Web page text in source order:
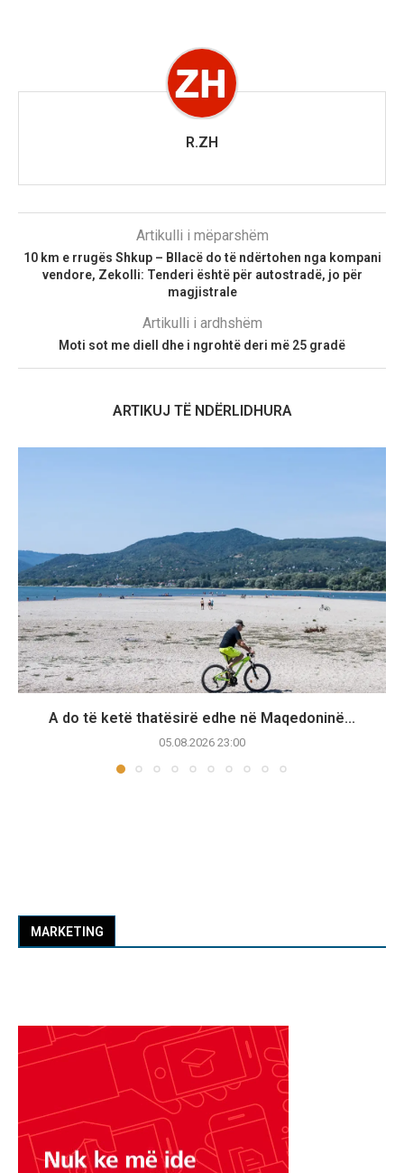
R.ZH
Artikulli i mëparshëm
10 km e rrugës Shkup – Bllacë do të ndërtohen nga kompani
vendore, Zekolli: Tenderi është për autostradë, jo për
magjistrale
Artikulli i ardhshëm
Moti sot me diell dhe i ngrohtë deri më 25 gradë
ARTIKUJ TË NDËRLIDHURA
A do të ketë thatësirë edhe në Maqedoninë...
05.08.2026 23:00
MARKETING